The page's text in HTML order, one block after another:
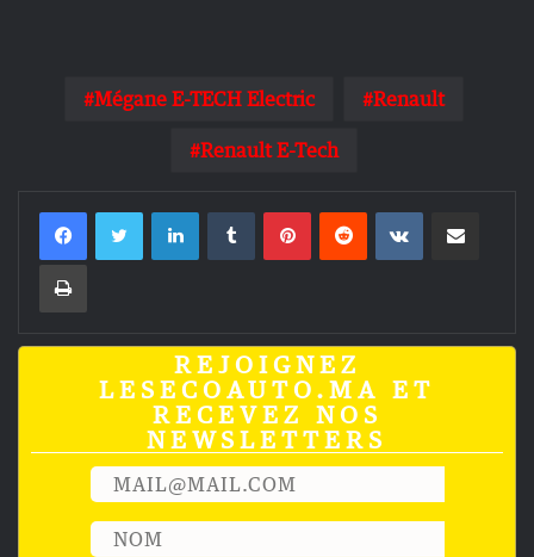
Mégane E-TECH Electric Renault
Renault E-Tech
LinkedinTumblrPinterestReddit VKontakte
Imprimer
REJOIGNEZ
LESECOAUTO.MA ET
RECEVEZ NOS
NEWSLETTERS